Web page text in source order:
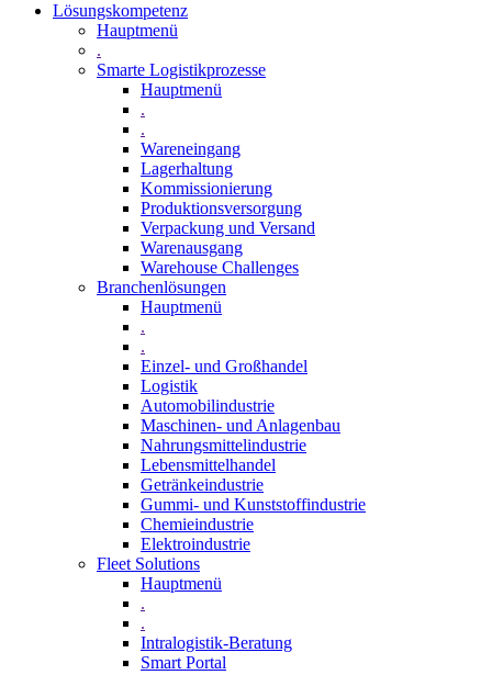
Lösungskompetenz
Hauptmenü
.
Smarte Logistikprozesse
Hauptmenü
.
.
Wareneingang
Lagerhaltung
Kommissionierung
Produktionsversorgung
Verpackung und Versand
Warenausgang
Warehouse Challenges
Branchenlösungen
Hauptmenü
.
.
Einzel- und Großhandel
Logistik
Automobilindustrie
Maschinen- und Anlagenbau
Nahrungsmittelindustrie
Lebensmittelhandel
Getränkeindustrie
Gummi­- und Kunststoffindustrie
Chemieindustrie
Elektroindustrie
Fleet Solutions
Hauptmenü
.
.
Intralogistik-Beratung
Smart Portal